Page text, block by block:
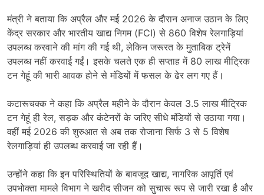
मंत्री ने बताया कि अप्रैल और मई 2026 के दौरान अनाज उठान के लिए
केंद्र सरकार और भारतीय खाद्य निगम (FCI) से 860 विशेष रेलगाड़ियां
उपलब्ध करवाने की मांग की गई थी, लेकिन जरूरत के मुताबिक ट्रेनें
उपलब्ध नहीं करवाई गईं। इसके चलते एक ही सप्ताह में 80 लाख मीट्रिक
टन गेहूं की भारी आवक होने से मंडियों में फसल के ढेर लग गए हैं।
कटारूचक्क ने कहा कि अप्रैल महीने के दौरान केवल 3.5 लाख मीट्रिक
टन गेहूं ही रेल, सड़क और कंटेनरों के जरिए सीधे मंडियों से उठाया गया।
वहीं मई 2026 की शुरुआत से अब तक रोजाना सिर्फ 3 से 5 विशेष
रेलगाड़ियां ही उपलब्ध करवाई जा रही हैं।
उन्होंने कहा कि इन परिस्थितियों के बावजूद खाद्य, नागरिक आपूर्ति एवं
उपभोक्ता मामले विभाग ने खरीद सीजन को सुचारू रूप से जारी रखा है और